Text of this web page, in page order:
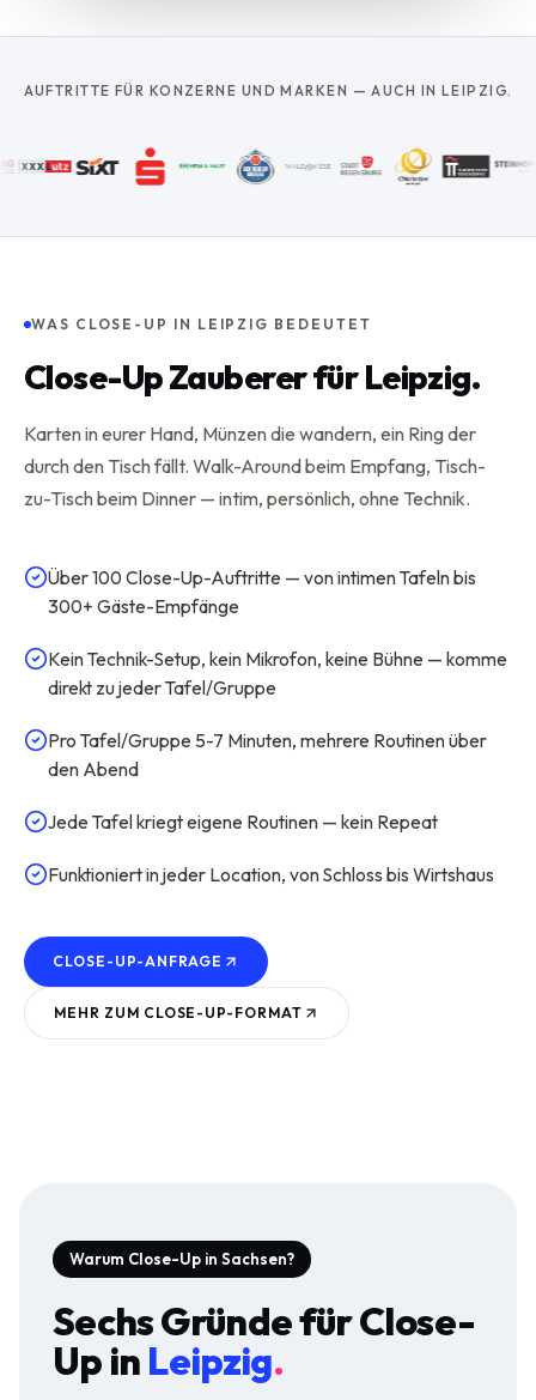
AUFTRITTE FÜR KONZERNE UND MARKEN — AUCH IN LEIPZIG.
WAS CLOSE-UP IN LEIPZIG BEDEUTET
Close-Up Zauberer für Leipzig.
Karten in eurer Hand, Münzen die wandern, ein Ring der
durch den Tisch fällt. Walk-Around beim Empfang, Tisch-
zu-Tisch beim Dinner — intim, persönlich, ohne Technik.
Über 100 Close-Up-Auftritte — von intimen Tafeln bis
300+ Gäste-Empfänge
Kein Technik-Setup, kein Mikrofon, keine Bühne — komme
direkt zu jeder Tafel/Gruppe
Pro Tafel/Gruppe 5-7 Minuten, mehrere Routinen über
den Abend
Jede Tafel kriegt eigene Routinen — kein Repeat
Funktioniert in jeder Location, von Schloss bis Wirtshaus
CLOSE-UP-ANFRAGE
MEHR ZUM CLOSE-UP-FORMAT
Warum Close-Up in Sachsen?
Sechs Gründe fürClose-
Up in Leipzig.